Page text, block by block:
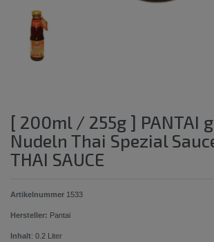
[ 200ml / 255g ] PANTAI
Nudeln Thai Spezial
THAI SAUCE
Artikelnummer 1533
Hersteller: Pantai
Inhalt: 0.2 Liter